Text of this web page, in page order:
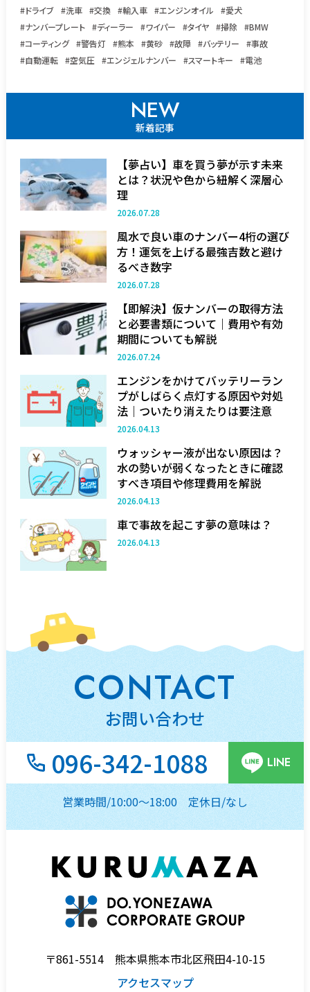
#ドライブ #洗車 #交換 #輸入車 #エンジンオイル
#愛犬
#ナンバープレート #ディーラー #ワイパー #タイヤ #掃除 #BMW
#コーティング #警告灯 #熊本 #黄砂 #故障 #バッテリー
#事故
#自動運転 #空気圧 #エンジェルナンバー #スマートキー #電池
NEW
新着記事
【夢占い】車を買う夢が示す未来
とは？状況や色から紐解く深層心
理
2026.07.28
風水で良い車のナンバー4桁の選び
方！運気を上げる最強吉数と避け
るべき数字
2026.07.28
【即解決】仮ナンバーの取得方法
と必要書類について｜費用や有効
期間についても解説
2026.07.24
エンジンをかけてバッテリーラン
プがしばらく点灯する原因や対処
法｜ついたり消えたりは要注意
2026.04.13
ウォッシャー液が出ない原因は？
水の勢いが弱くなったときに確認
すべき項目や修理費用を解説
2026.04.13
車で事故を起こす夢の意味は？
2026.04.13
CONTACT
お問い合わせ
096-342-1088 LINE
営業時間/10:00～18:00定休日/なし
〒861-5514 熊本県熊本市北区飛田4-10-15
アクセスマップ